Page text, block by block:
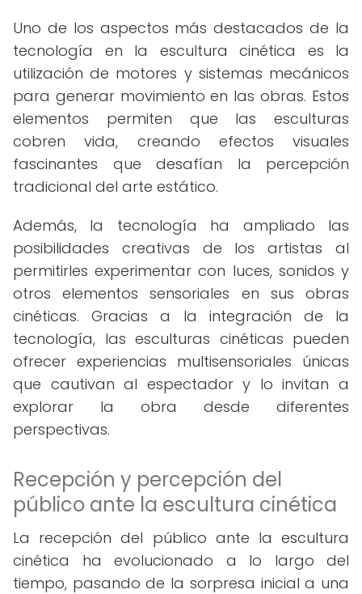
Uno de los aspectos más destacados de la
tecnología en la escultura cinética es la
utilización de motores y sistemas mecánicos
para generar movimiento en las obras. Estos
elementos permiten que las esculturas
cobren vida, creando efectos visuales
fascinantes que desafían la percepción
tradicional del arte estático.
Además, la tecnología ha ampliado las
posibilidades creativas de los artistas al
permitirles experimentar con luces, sonidos y
otros elementos sensoriales en sus obras
cinéticas. Gracias a la integración de la
tecnología, las esculturas cinéticas pueden
ofrecer experiencias multisensoriales únicas
que cautivan al espectador y lo invitan a
explorar la obra desde diferentes
perspectivas.
Recepción y percepción del
público ante la escultura cinética
La recepción del público ante la escultura
cinética ha evolucionado a lo largo del
tiempo, pasando de la sorpresa inicial a una